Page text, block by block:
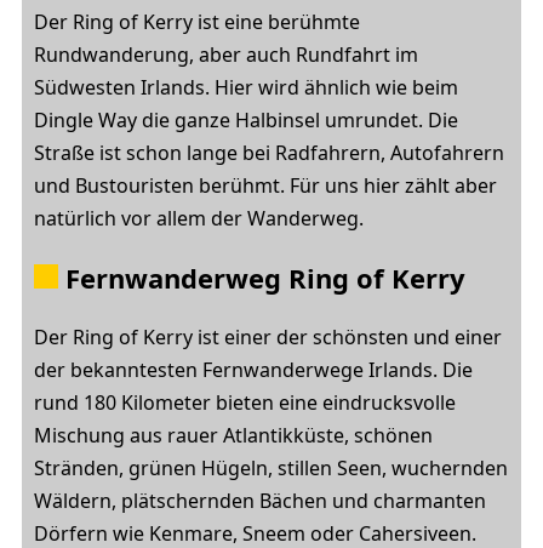
Der Ring of Kerry ist eine berühmte
Rundwanderung, aber auch Rundfahrt im
Südwesten Irlands. Hier wird ähnlich wie beim
Dingle Way die ganze Halbinsel umrundet. Die
Straße ist schon lange bei Radfahrern, Autofahrern
und Bustouristen berühmt. Für uns hier zählt aber
natürlich vor allem der Wanderweg.
Fernwanderweg Ring of Kerry
Der Ring of Kerry ist einer der schönsten und einer
der bekanntesten Fernwanderwege Irlands. Die
rund 180 Kilometer bieten eine eindrucksvolle
Mischung aus rauer Atlantikküste, schönen
Stränden, grünen Hügeln, stillen Seen, wuchernden
Wäldern, plätschernden Bächen und charmanten
Dörfern wie Kenmare, Sneem oder Cahersiveen.